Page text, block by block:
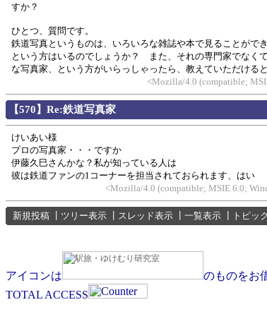
すか？
ひとつ、質問です。
鉄道写真というものは、いろいろな雑誌や本で見ることがで
という方はいるのでしょうか？ また、それの専門家でなく
な写真家、という方がいらっしゃったら、教えていただけると
<Mozilla/4.0 (compatible;
【570】Re:鉄道写真家
けいあい様
プロの写真家・・・ですか
伊藤久巳さんかな？私が知っている人は
彼は鉄道ファンの1コーナーを担当されておられます、はい
<Mozilla/4.0 (compatible; MSIE 6.0;
新規投稿 ツリー表示 スレッド表示 一覧表示 トピッ
アイコンは
のものをお
TOTAL ACCESS